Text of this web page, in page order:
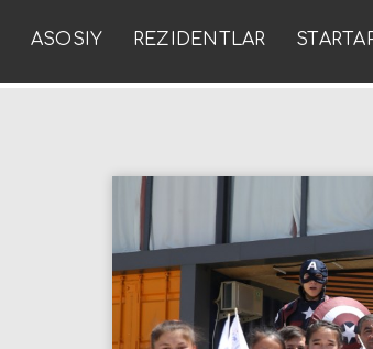
ASOSIY REZIDENTLAR